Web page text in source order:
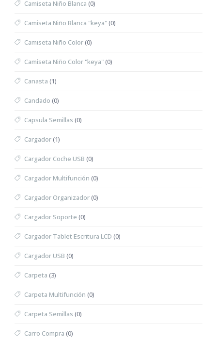
Camiseta Niño Blanca (0)
Camiseta Niño Blanca "keya"(0)
Camiseta Niño Color(0)
Camiseta Niño Color "keya"(0)
Canasta (1)
Candado (0)
Capsula Semillas (0)
Cargador(1)
Cargador Coche USB (0)
Cargador Multifunción (0)
Cargador Organizador(0)
Cargador Soporte (0)
Cargador Tablet Escritura LCD (0)
Cargador USB (0)
Carpeta (3)
Carpeta Multifunción (0)
Carpeta Semillas (0)
Carro Compra (0)